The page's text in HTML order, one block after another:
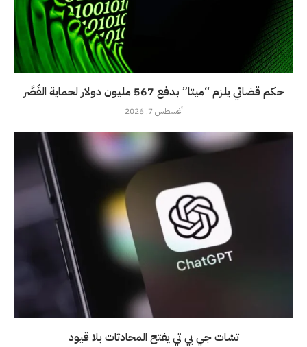
حكم قضائي يلزم “ميتا” بدفع 567 مليون دولار لحماية القُصَّر
أغسطس 7, 2026
تشات جي بي تي يفتح المحادثات بلا قيود